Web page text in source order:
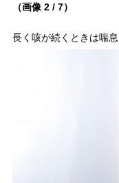
（画像 2 / 7）
長く咳が続くときは喘